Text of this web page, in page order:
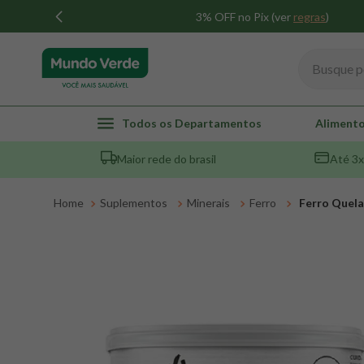
3% OFF no Pix (ver regras)
Todos os Departamentos
Maior rede do brasil Até
Suplementos Minerais Ferro Ferro
TERMOS MAIS BUSCADOS
1º whey
2º creatina
psyllium